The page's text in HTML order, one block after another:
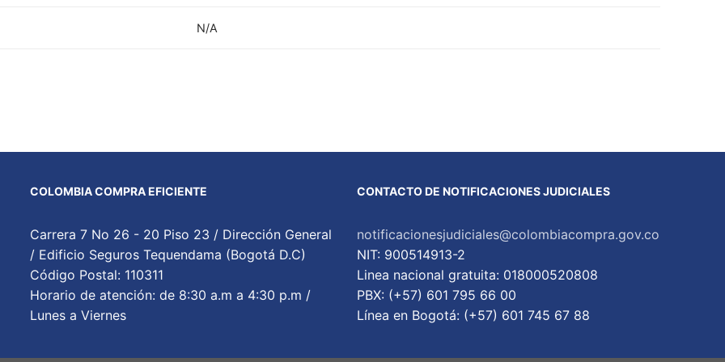
N/A
COLOMBIA COMPRA EFICIENTE
Carrera 7 No 26 - 20 Piso 23 / Dirección General
/ Edificio Seguros Tequendama (Bogotá D.C)
Código Postal: 110311
Horario de atención: de 8:30 a.m a 4:30 p.m /
Lunes a Viernes
CONTACTO DE NOTIFICACIONES JUDICIALES
notificacionesjudiciales@colombiacompra.gov.co
NIT: 900514913-2
Linea nacional gratuita: 018000520808
PBX: (+57) 601 795 66 00
Lí­nea en Bogotá: (+57) 601 745 67 88